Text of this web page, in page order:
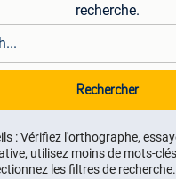
recherche.
Rechercher
: Vérifiez l'orthographe,
utilisez moins de mots-
les filtres de recherche.